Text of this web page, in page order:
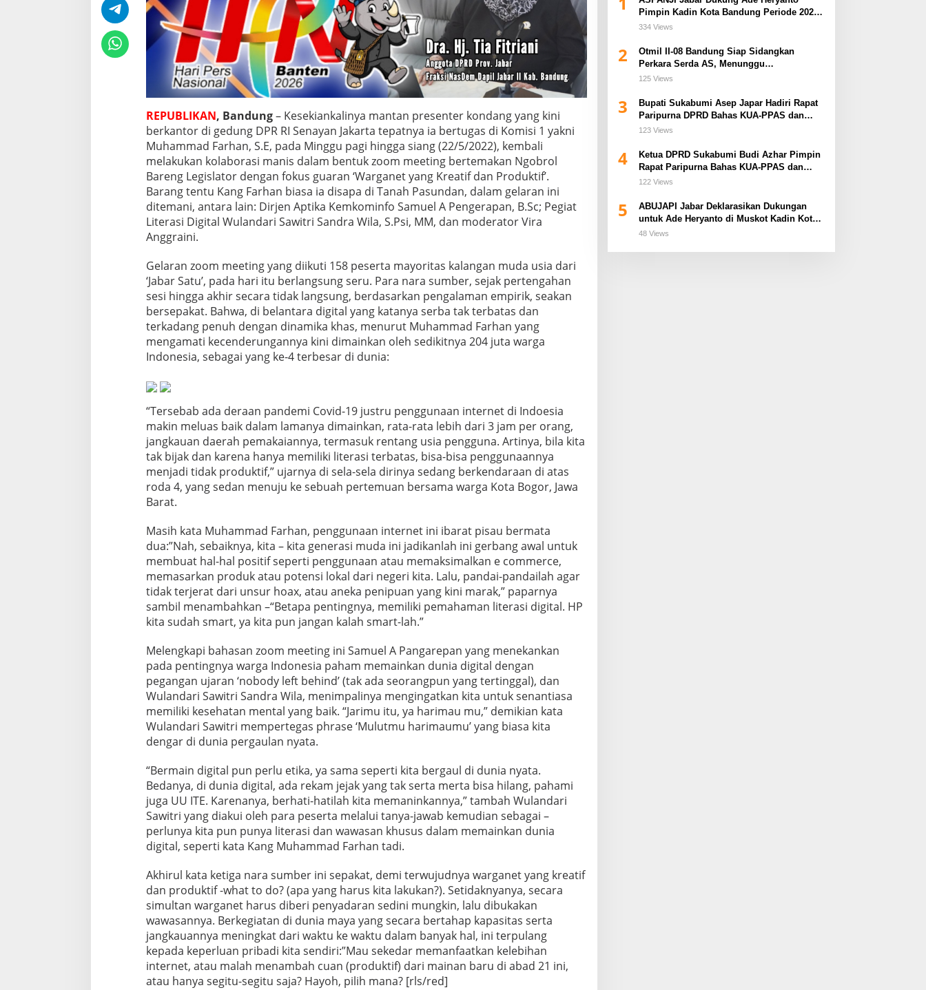
W
a
r
g
n
e
t
a
n
g
K
r
e
a
t
&
r
o
u
k
t
i
f
REPUBLIKAN, Bandung– Kesekiankalinya mantan presenter kondang yang kini
berkantor di gedung DPR RI Senayan Jakarta tepatnya ia bertugas di Komisi 1 yakni
Muhammad Farhan, S.E, pada Minggu pagi hingga siang (22/5/2022), kembali
melakukan kolaborasi manis dalam bentuk zoom meeting bertemakan Ngobrol
Bareng Legislator dengan fokus guaran ‘Warganet yang Kreatif dan Produktif’.
Barang tentu Kang Farhan biasa ia disapa di Tanah Pasundan, dalam gelaran ini
ditemani, antara lain: Dirjen Aptika Kemkominfo Samuel A Pengerapan, B.Sc; Pegiat
Literasi Digital Wulandari Sawitri Sandra Wila, S.Psi, MM, dan moderator Vira
Anggraini.
Gelaran zoom meeting yang diikuti 158 peserta mayoritas kalangan muda usia dari
‘Jabar Satu’, pada hari itu berlangsung seru. Para nara sumber, sejak pertengahan
sesi hingga akhir secara tidak langsung, berdasarkan pengalaman empirik, seakan
bersepakat. Bahwa, di belantara digital yang katanya serba tak terbatas dan
terkadang penuh dengan dinamika khas, menurut Muhammad Farhan yang
mengamati kecenderungannya kini dimainkan oleh sedikitnya 204 juta warga
Indonesia, sebagai yang ke-4 terbesar di dunia:
“Tersebab ada deraan pandemi Covid-19 justru penggunaan internet di Indoesia
makin meluas baik dalam lamanya dimainkan, rata-rata lebih dari 3 jam per orang,
jangkauan daerah pemakaiannya, termasuk rentang usia pengguna. Artinya, bila kita
tak bijak dan karena hanya memiliki literasi terbatas, bisa-bisa penggunaannya
menjadi tidak produktif,” ujarnya di sela-sela dirinya sedang berkendaraan di atas
roda 4, yang sedan menuju ke sebuah pertemuan bersama warga Kota Bogor, Jawa
Barat.
Masih kata Muhammad Farhan, penggunaan internet ini ibarat pisau bermata
dua:”Nah, sebaiknya, kita – kita generasi muda ini jadikanlah ini gerbang awal untuk
membuat hal-hal positif seperti penggunaan atau memaksimalkan e commerce,
memasarkan produk atau potensi lokal dari negeri kita. Lalu, pandai-pandailah agar
tidak terjerat dari unsur hoax, atau aneka penipuan yang kini marak,” paparnya
sambil menambahkan –“Betapa pentingnya, memiliki pemahaman literasi digital. HP
kita sudah smart, ya kita pun jangan kalah smart-lah.”
Melengkapi bahasan zoom meeting ini Samuel A Pangarepan yang menekankan
pada pentingnya warga Indonesia paham memainkan dunia digital dengan
pegangan ujaran ‘nobody left behind’ (tak ada seorangpun yang tertinggal), dan
Wulandari Sawitri Sandra Wila, menimpalinya mengingatkan kita untuk senantiasa
memiliki kesehatan mental yang baik. “Jarimu itu, ya harimau mu,” demikian kata
Wulandari Sawitri mempertegas phrase ‘Mulutmu harimaumu’ yang biasa kita
dengar di dunia pergaulan nyata.
“Bermain digital pun perlu etika, ya sama seperti kita bergaul di dunia nyata.
Bedanya, di dunia digital, ada rekam jejak yang tak serta merta bisa hilang, pahami
juga UU ITE. Karenanya, berhati-hatilah kita memaninkannya,” tambah Wulandari
Sawitri yang diakui oleh para peserta melalui tanya-jawab kemudian sebagai –
perlunya kita pun punya literasi dan wawasan khusus dalam memainkan dunia
digital, seperti kata Kang Muhammad Farhan tadi.
Akhirul kata ketiga nara sumber ini sepakat, demi terwujudnya warganet yang kreatif
dan produktif -what to do? (apa yang harus kita lakukan?). Setidaknyanya, secara
simultan warganet harus diberi penyadaran sedini mungkin, lalu dibukakan
wawasannya. Berkegiatan di dunia maya yang secara bertahap kapasitas serta
jangkauannya meningkat dari waktu ke waktu dalam banyak hal, ini terpulang
kepada keperluan pribadi kita sendiri:”Mau sekedar memanfaatkan kelebihan
internet, atau malah menambah cuan (produktif) dari mainan baru di abad 21 ini,
atau hanya segitu-segitu saja? Hayoh, pilih mana? [rls/red]
Pimpin Kadin Kota Bandung Periode 2026–
2031
334 Views
2
Otmil II-08 Bandung Siap Sidangkan
Perkara Serda AS, Menunggu
Rekomendasi Korem Sunan Gunung Jati
125 Views
3
Bupati Sukabumi Asep Japar Hadiri Rapat
Paripurna DPRD Bahas KUA-PPAS dan
Raperda Disabilitas
123 Views
4
Ketua DPRD Sukabumi Budi Azhar Pimpin
Rapat Paripurna Bahas KUA-PPAS dan
Raperda Tirta Jaya
122 Views
5
ABUJAPI Jabar Deklarasikan Dukungan
untuk Ade Heryanto di Muskot Kadin Kota
Bandung
48 Views